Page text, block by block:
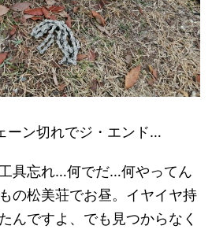
ーン切れでジ・エンド…
具忘れ…何でだ…何やってん
の松美荘でお昼。イヤイヤ持
んですよ、でも見つからなく